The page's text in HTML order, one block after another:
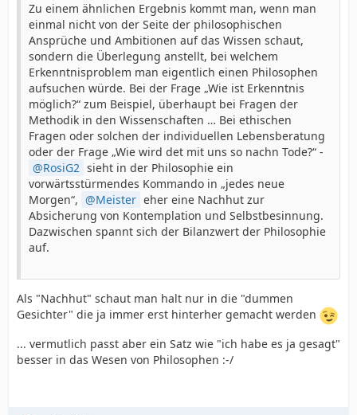
Zu einem ähnlichen Ergebnis kommt man, wenn man
einmal nicht von der Seite der philosophischen
Ansprüche und Ambitionen auf das Wissen schaut,
sondern die Überlegung anstellt, bei welchem
Erkenntnisproblem man eigentlich einen Philosophen
aufsuchen würde. Bei der Frage „Wie ist Erkenntnis
möglich?“ zum Beispiel, überhaupt bei Fragen der
Methodik in den Wissenschaften … Bei ethischen
Fragen oder solchen der individuellen Lebensberatung
oder der Frage „Wie wird det mit uns so nachn Tode?“ -
RosiG2 sieht in der Philosophie ein
vorwärtsstürmendes Kommando in „jedes neue
Morgen“,
Meister eher eine Nachhut zur
Absicherung von Kontemplation und Selbstbesinnung.
Dazwischen spannt sich der Bilanzwert der Philosophie
auf.
Als "Nachhut" schaut man halt nur in die "dummen
Gesichter" die ja immer erst hinterher gemacht werden
... vermutlich passt aber ein Satz wie "ich habe es ja gesagt"
besser in das Wesen von Philosophen :-/